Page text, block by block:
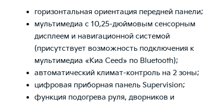
горизонтальная ориентация передней панели;
мультимедиа с 10,25-дюймовым сенсорным
дисплеем и навигационной системой
(присутствует возможность подключения к
мультимедиа «Киа Ceed» по Bluetooth);
автоматический климат-контроль на 2 зоны;
цифровая приборная панель Supervision;
функция подогрева руля, дворников и